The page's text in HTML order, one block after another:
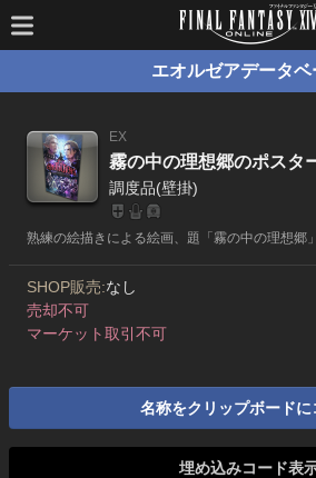
エオルゼアデータベ
EX
霧の中の理想郷のポスタ
調度品(壁掛)
熟練の絵描きによる絵画、題「霧の中の理想郷」
SHOP販売:なし
売却不可
マーケット取引不可
名称をクリップボードに
埋め込みコード表